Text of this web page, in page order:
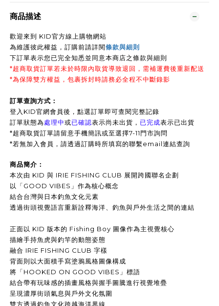
商品描述
歡迎來到 KID官方線上購物網站
為維護彼此權益，訂購前請詳閱條款與細則
下訂單表示您已完全知悉並同意本商店之條款與細則
*超商取貨訂單若未於時限內取貨導致退回，需補運費後重新配送
*為保障雙方權益，包裹拆封時請務必全程不中斷錄影
訂單查詢方式：
登入KID官網會員後，點選訂單即可查閱完整記錄
訂單狀態為處理中或已確認表示尚未出貨， 已完成表示已出貨
*超商取貨訂單請留意手機簡訊或至選擇7-11門市詢問
*若無加入會員，請透過訂購時所填寫的聯繫email連結查詢
商品簡介：
本次由 KID 與 IRIE FISHING CLUB 展開跨國聯名企劃
以「GOOD VIBES」作為核心概念
結合台灣與日本釣魚文化元素
透過街頭視覺語言重新詮釋海洋、釣魚與戶外生活之間的連結
正面以 KID 版本的 Fishing Boy 圖像作為主視覺核心
描繪手持魚虎與釣竿的動態姿態
融合 IRIE FISHING CLUB 字樣
背面則以大面積手寫塗鴉風格圖像構成
將「HOOKED ON GOOD VIBES」標語
結合帶有玩味感的插畫風格與握手圖騰進行視覺堆疊
呈現濃厚街頭氣息與戶外文化氛圍
雙方透過釣魚文化跨越海洋界線